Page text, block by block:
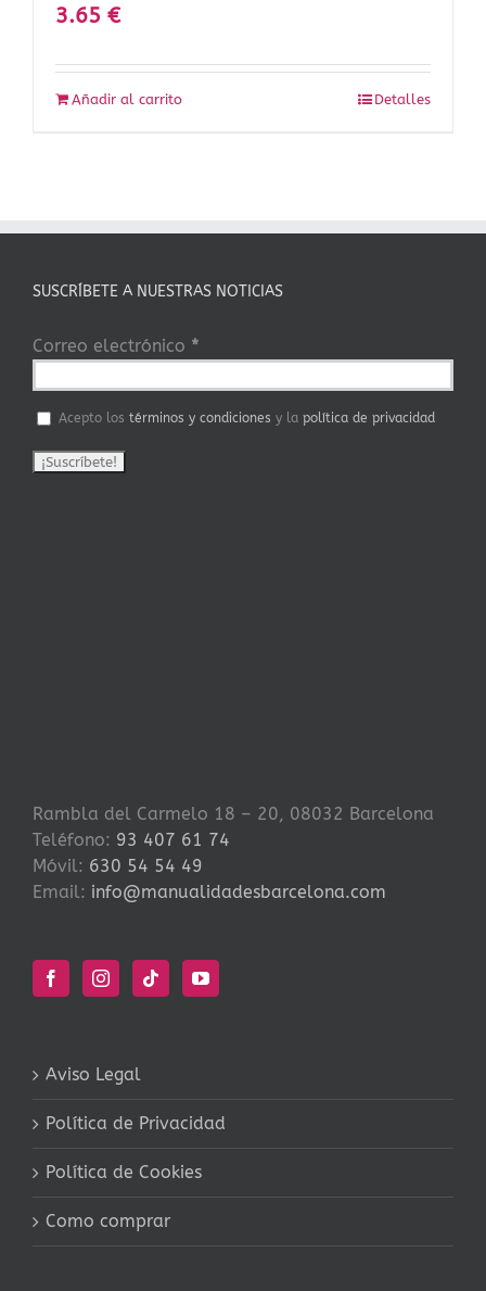
3.65 €
Añadir al carrito Detalles
SUSCRÍBETE A NUESTRAS NOTICIAS
Correo electrónico *
Acepto los términos y condiciones y la política de privacidad
Rambla del Carmelo 18 – 20, 08032 Barcelona
Teléfono: 93 407 61 74
Móvil: 630 54 54 49
Email: info@manualidadesbarcelona.com
Aviso Legal
Política de Privacidad
Política de Cookies
Como comprar